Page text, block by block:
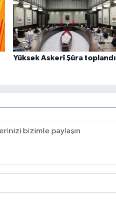
Yüksek Askerî Şûra toplandı